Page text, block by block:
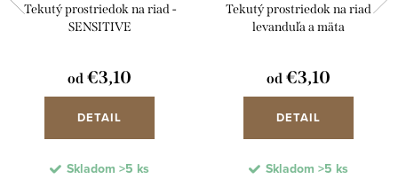
Tekutý prostriedok na riad -
SENSITIVE
od €3,10
DETAIL
Skladom >5 ks
Tekutý prostriedok na riad
levanduľa a mäta
od €3,10
DETAIL
Skladom >5 ks